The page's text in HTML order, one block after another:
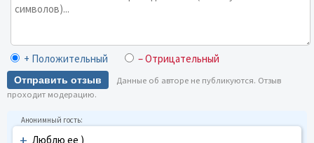
+ Положительный – Отрицательный
Отправить отзыв
Данные об авторе не публикуются. Отзыв
проходит модерацию.
Люблю ее )